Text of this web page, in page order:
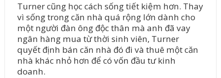
Turner cũng học cách sống tiết kiệm hơn. Thay
vì sống trong căn nhà quá rộng lớn dành cho
một người đàn ông độc thân mà anh đã vay
ngân hàng mua từ thời sinh viên, Turner
quyết định bán căn nhà đó đi và thuê một căn
nhà khác nhỏ hơn để có vốn đầu tư kinh
doanh.